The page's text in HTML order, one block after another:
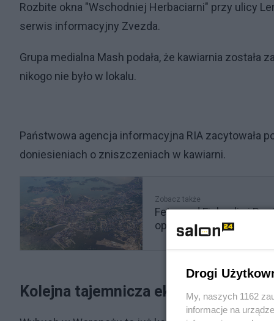
Rozbite okna "Wschodniej Herbaciarni" przy ulicy
serwis informacyjny Zvezda.
Grupa medialna Mash podała, że kawiarnia
nikogo nie było w lokalu.
Państwowa agencja informacyjna RIA zacytowała
doniesieniach o zniszczeniach w kawiarni.
Zobacz także
Fetor nad Finlandią i
opcję
Kolejna tajemnicza eksplozja w Rosji
Drogi
My, naszych 1162
informacje na